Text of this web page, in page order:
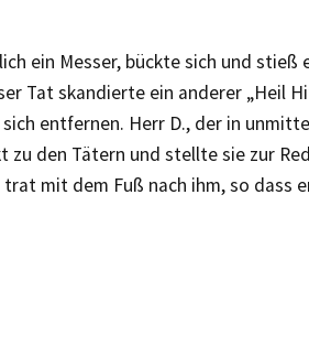
ein Messer, bückte sich und stieß
Tat skandierte ein anderer „Heil
entfernen. Herr D., der in
zu den Tätern und stellte sie zur
mit dem Fuß nach ihm, so dass